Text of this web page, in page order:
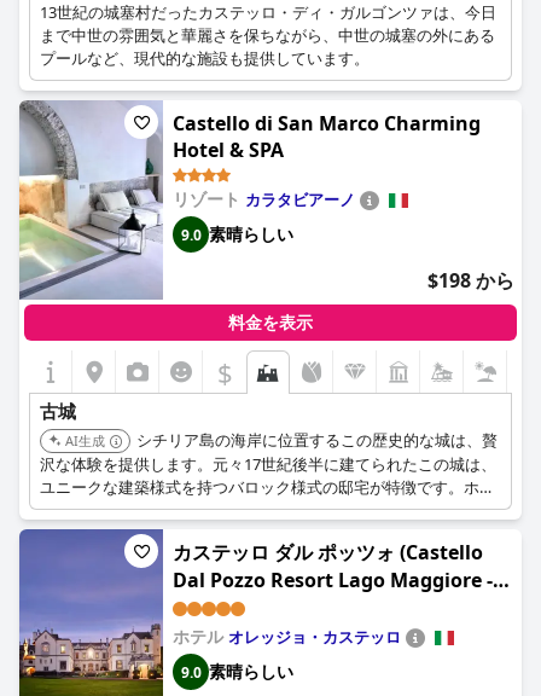
13世紀の城塞村だったカステッロ・ディ・ガルゴンツァは、今日
まで中世の雰囲気と華麗さを保ちながら、中世の城塞の外にある
プールなど、現代的な施設も提供しています。
Castello di San Marco Charming
Hotel & SPA
リゾート カラタビアーノ
9.0 素晴らしい
$198 から
料金を表示
$
古城
AI生成
シチリア島の海岸に位置するこの歴史的な城は、贅
沢な体験を提供します。元々17世紀後半に建てられたこの城は、
ユニークな建築様式を持つバロック様式の邸宅が特徴です。ホテ
ルの立地、スパ、歴史的意義が、このホテルを際立った目的地に
しています。
カステッロ ダル ポッツォ (Castello
Dal Pozzo Resort Lago Maggiore -
Preferred Hotels & Resorts)
ホテルオレッジョ・カステッロ
9.0 素晴らしい